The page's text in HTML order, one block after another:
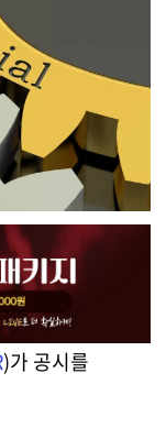
)가 공시를